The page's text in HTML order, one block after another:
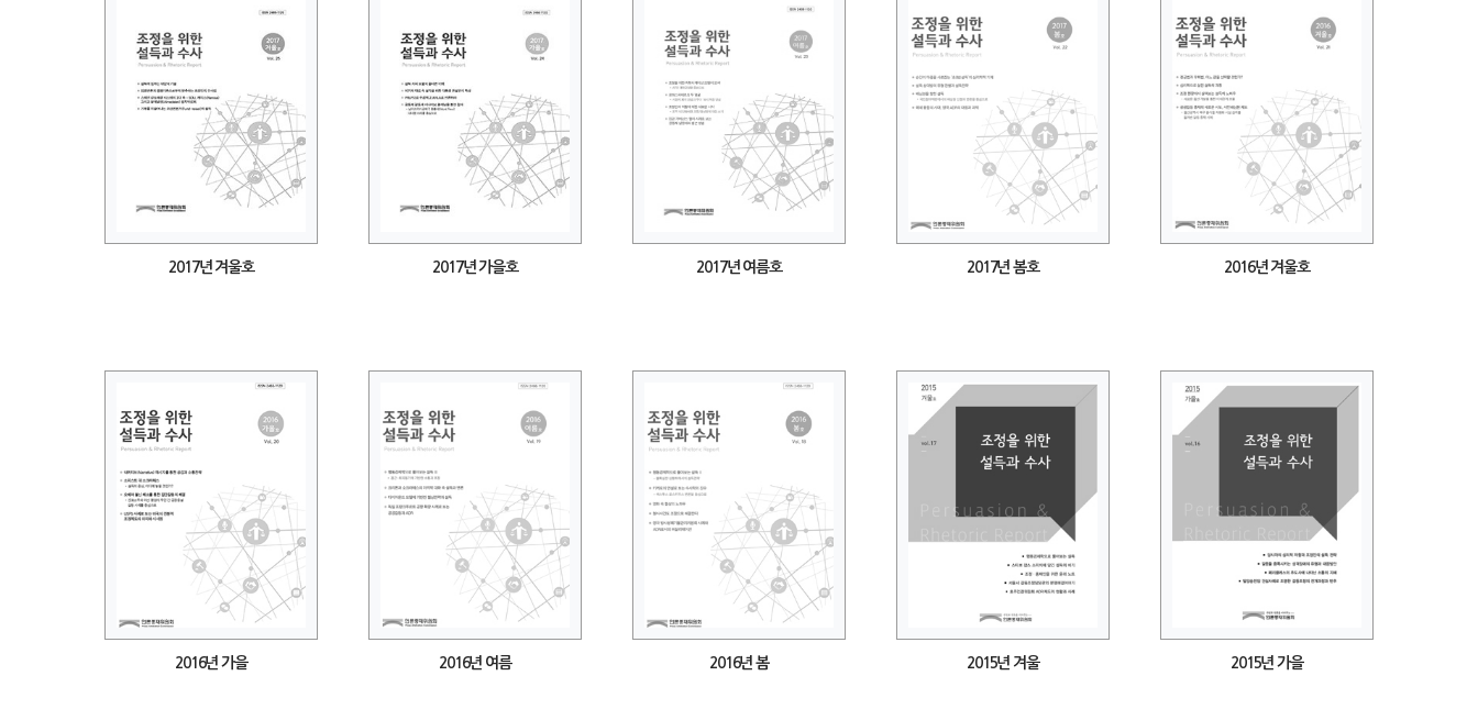
2017년 겨울호 2017년 가을호 2017년 여름호 2017년 봄호 2016년 겨울호
2016년 가을 2016년 여름 2016년 봄 2015년 겨울 2015년 가을